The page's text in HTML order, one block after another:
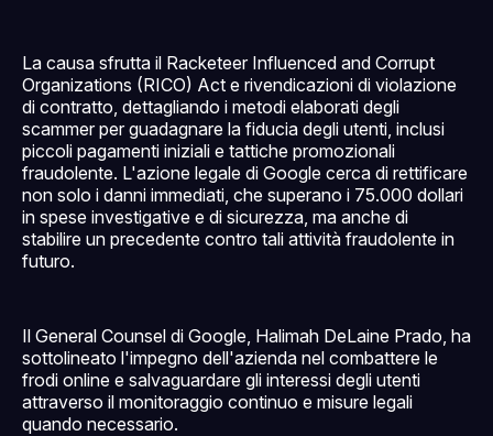
La causa sfrutta il Racketeer Influenced and Corrupt
Organizations (RICO) Act e rivendicazioni di violazione
di contratto, dettagliando i metodi elaborati degli
scammer per guadagnare la fiducia degli utenti, inclusi
piccoli pagamenti iniziali e tattiche promozionali
fraudolente. L'azione legale di Google cerca di rettificare
non solo i danni immediati, che superano i 75.000 dollari
in spese investigative e di sicurezza, ma anche di
stabilire un precedente contro tali attività fraudolente in
futuro.
Il General Counsel di Google, Halimah DeLaine Prado, ha
sottolineato l'impegno dell'azienda nel combattere le
frodi online e salvaguardare gli interessi degli utenti
attraverso il monitoraggio continuo e misure legali
quando necessario.